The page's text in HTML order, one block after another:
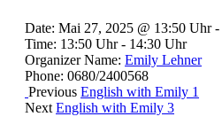
Date: Mai 27, 2025 @ 13:50 Uhr-
Time: 13:50 Uhr - 14:30 Uhr
Organizer Name: Emily Lehner
Phone: 0680/2400568
Previous English with Emily 1
Next English with Emily 3